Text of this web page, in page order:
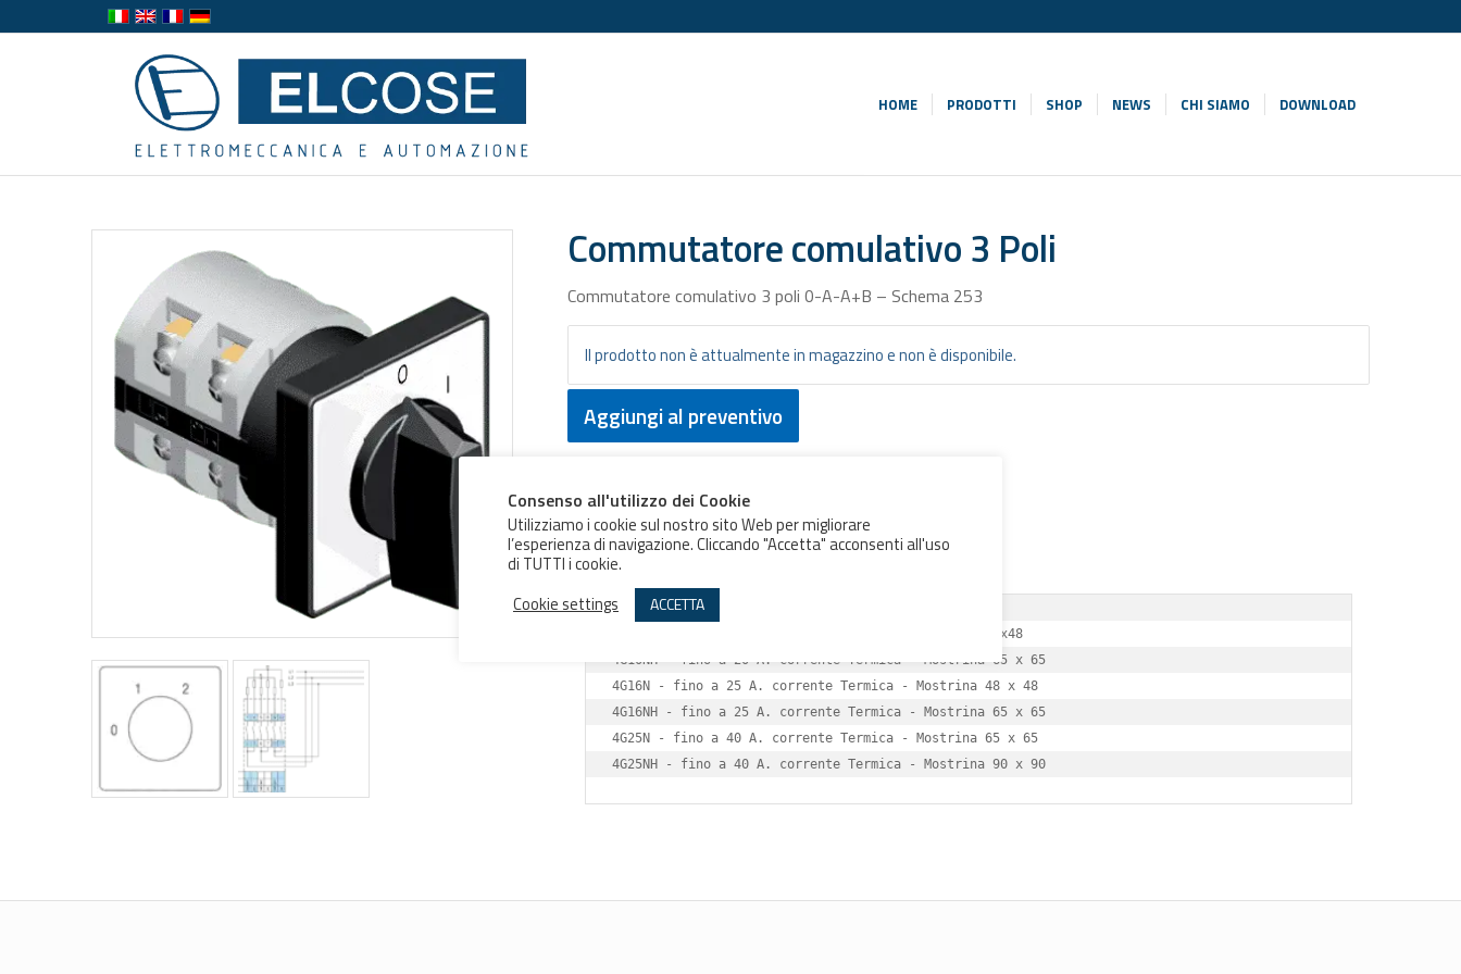
HOME PRODOTTI SHOP NEWS CHI SIAMO DOWNLOAD
Commutatore comulativo 3 Poli
Commutatore comulativo 3 poli 0-A-A+B – Schema 253
Il prodotto non è attualmente in magazzino e non è disponibile.
Aggiungi al preventivo
Descrizione Informazioni aggiuntive
Descrizione
4G10N - fino a 20 A. corrente Termica - Mostrina 48x48
4G10NH - fino a 20 A. corrente Termica - Mostrina 65 x 65
4G16N - fino a 25 A. corrente Termica - Mostrina 48 x 48
4G16NH - fino a 25 A. corrente Termica - Mostrina 65 x 65
4G25N - fino a 40 A. corrente Termica - Mostrina 65 x 65
Consenso all'utilizzo dei Cookie
Utilizziamo i cookie sul nostro sito Web per migliorare
l’esperienza di navigazione. Cliccando "Accetta" acconsenti all'uso
di TUTTI i cookie.
Cookie settings
ACCETTA